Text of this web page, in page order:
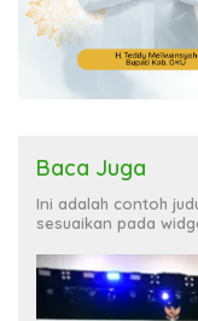
Baca Juga
Ini adalah contoh
sesuaikan pada